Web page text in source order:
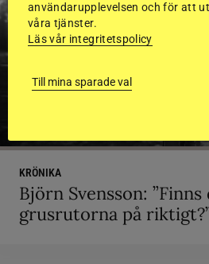
KRÖNIKA
Björn Svensson: ”Finns
grusrutorna på
användarupplevelsen och för att
våra tjänster.
Läs vår integritetspolicy
Till mina sparade val